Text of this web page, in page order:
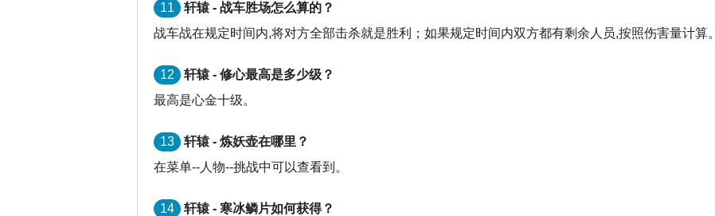
11
轩辕 - 战车胜场怎么算的？
战车战在规定时间内,将对方全部击杀就是胜利；如果规定时间内双方都有剩余人员,按照伤害量计算。
12
轩辕 - 修心最高是多少级？
最高是心金十级。
13
轩辕 - 炼妖壶在哪里？
在菜单--人物--挑战中可以查看到。
14
轩辕 - 寒冰鳞片如何获得？